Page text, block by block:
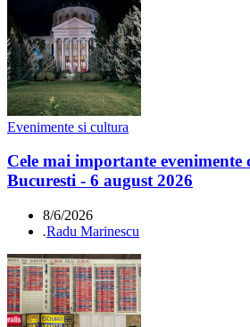
Evenimente si cultura
Cele mai importante
Bucuresti - 6 august 2026
8/6/2026
.Radu Marinescu